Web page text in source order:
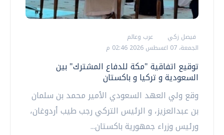
فيصل زكي
عرب وعالم
الجمعة، 07 اغسطس 2026 02:46 م
توقيع اتفاقية "مكة للدفاع المشترك" بين
السعودية و تركيا و باكستان
وقع ولي العهد السعودي الأمير محمد بن سلمان
بن عبدالعزيز، و الرئيس التركي رجب طيب أردوغان،
ورئيس وزراء جمهورية باكستان...